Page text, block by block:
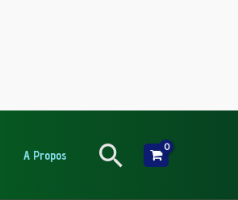
A Propos Rechercher